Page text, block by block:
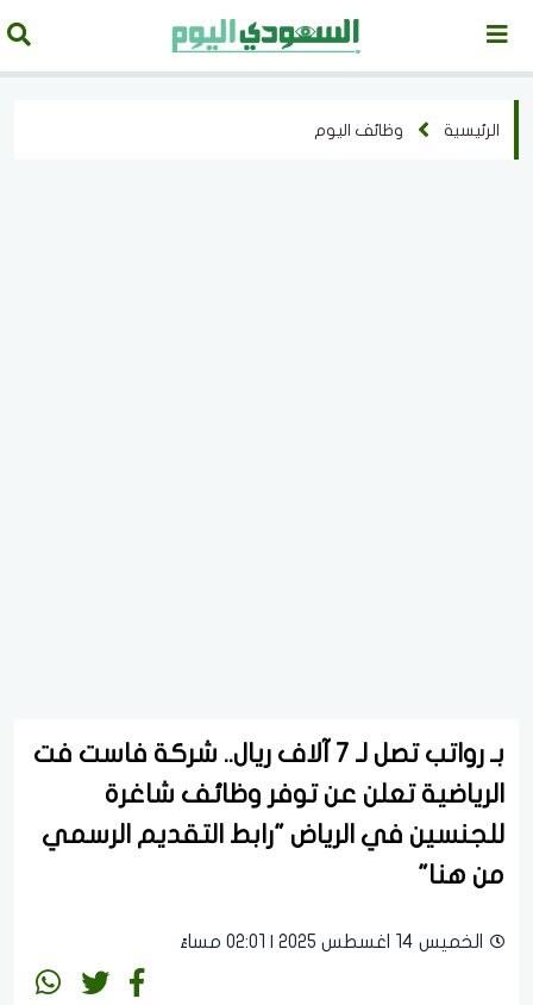
الرئيسية وظائف اليوم
بـ رواتب تصل لـ 7 آلاف ريال.. شركة فاست فت
الرياضية تعلن عن توفر وظائف شاغرة
للجنسين في الرياض "رابط التقديم الرسمي
من هنا"
الخميس 14 اغسطس 2025 | 02:01 مساءً